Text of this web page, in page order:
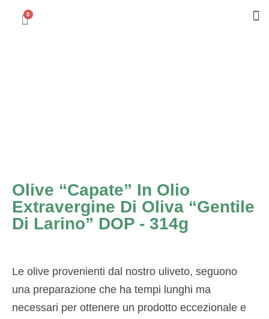
Olive “Capate” In Olio
Extravergine Di Oliva “Gentile
Di Larino” DOP - 314g
Le olive provenienti dal nostro uliveto, seguono
una preparazione che ha tempi lunghi ma
necessari per ottenere un prodotto eccezionale e